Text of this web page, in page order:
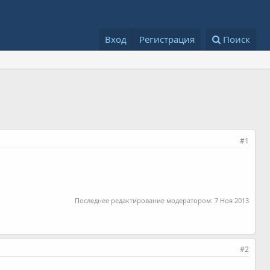
Вход Регистрация Поиск
#1
Последнее редактирование модератором:7 Ноя 2013
#2